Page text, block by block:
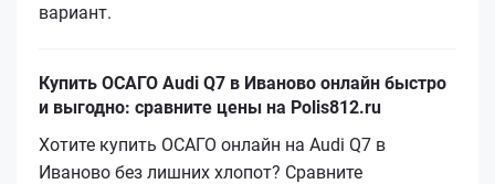
вариант.
Купить ОСАГО Audi Q7 в Иваново онлайн быстро
и выгодно: сравните цены на Polis812.ru
Хотите купить ОСАГО онлайн на Audi Q7 в
Иваново без лишних хлопот? Сравните